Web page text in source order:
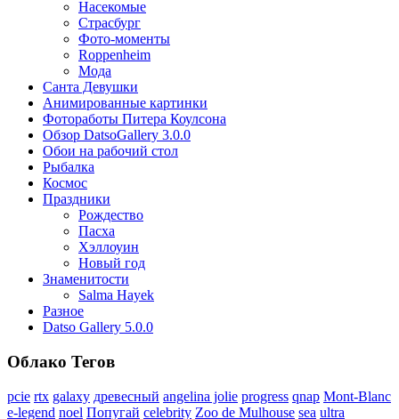
Насекомые
Страсбург
Фото-моменты
Roppenheim
Мода
Санта Девушки
Aнимированные картинки
Фотоработы Питера Коулсона
Обзор DatsoGallery 3.0.0
Обои на рабочий стол
Рыбалка
Космос
Праздники
Рождество
Пасха
Хэллоуин
Новый год
Знаменитости
Salma Hayek
Разное
Datso Gallery 5.0.0
Облако Тегов
pcie rtx galaxy древесный angelina jolie progress qnap Mont-Blanc
e-legend noel Попугай celebrity Zoo de Mulhouse sea ultra